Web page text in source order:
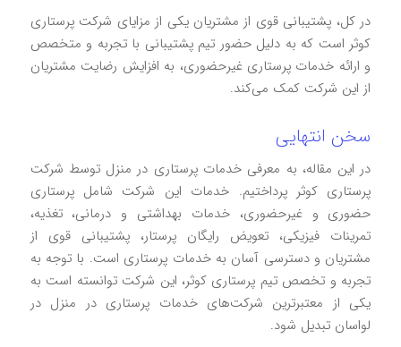
در کل، پشتیبانی قوی از مشتریان یکی از مزایای شرکت پرستاری
کوثر است که به دلیل حضور تیم پشتیبانی با تجربه و متخصص
و ارائه خدمات پرستاری غیرحضوری، به افزایش رضایت مشتریان
از این شرکت کمک می‌کند.
سخن انتهایی
در این مقاله، به معرفی خدمات پرستاری در منزل توسط شرکت
پرستاری کوثر پرداختیم. خدمات این شرکت شامل پرستاری
حضوری و غیرحضوری، خدمات بهداشتی و درمانی، تغذیه،
تمرینات فیزیکی، تعویض رایگان پرستار، پشتیبانی قوی از
مشتریان و دسترسی آسان به خدمات پرستاری است. با توجه به
تجربه و تخصص تیم پرستاری کوثر، این شرکت توانسته است به
یکی از معتبرترین شرکت‌های خدمات پرستاری در منزل در
لواسان تبدیل شود.